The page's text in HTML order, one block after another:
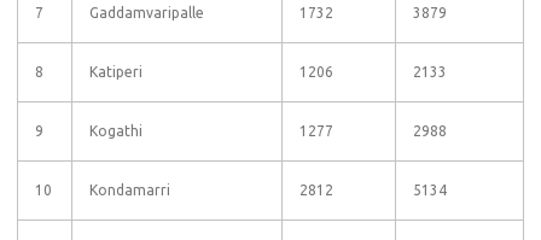
7 Gaddamvaripalle 1732 3879
8 Katiperi 1206 2133
9 Kogathi 1277 2988
10 Kondamarri 2812 5134